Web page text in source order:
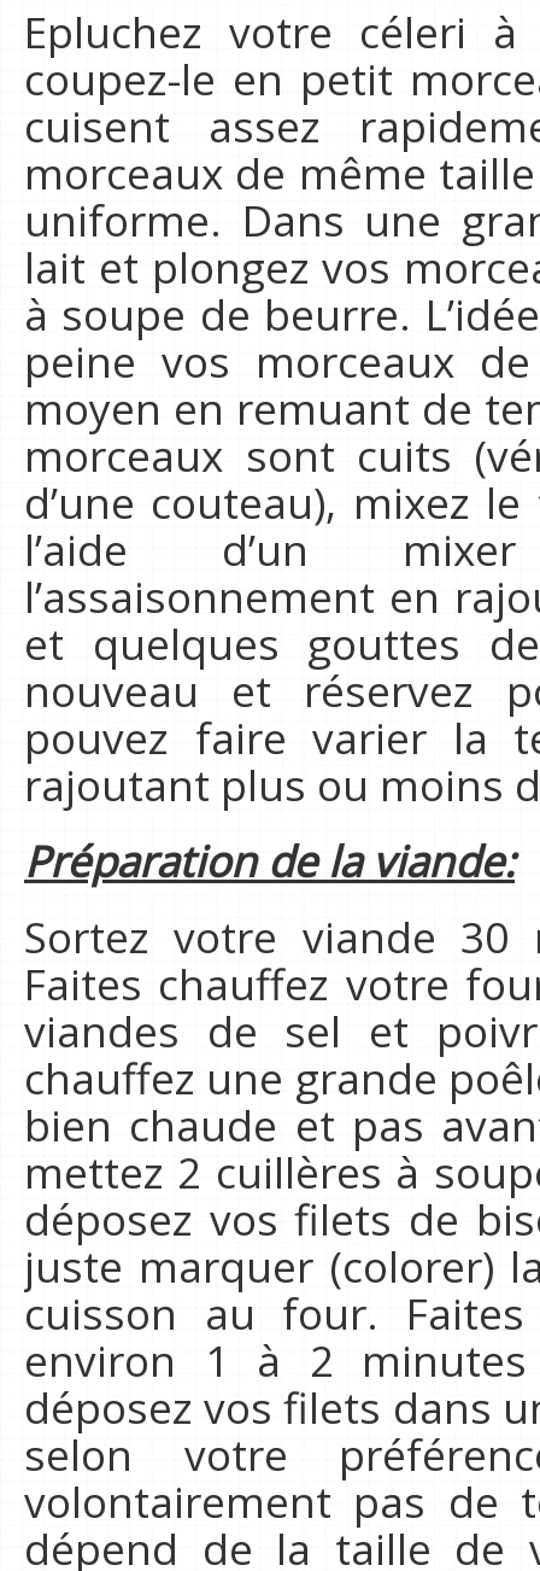
Epluchez votre céleri à
coupez-le en petit
cuisent assez
morceaux de même
uniforme. Dans une
lait et plongez vos
à soupe de beurre.
peine vos morceaux
moyen en remuant de
morceaux sont cuits
d’une couteau), mixez
l’aide d’un
l’assaisonnement en
et quelques gouttes
nouveau et réservez
pouvez faire varier la
rajoutant plus ou moins
Préparation de la viande:
Sortez votre viande
Faites chauffez votre
viandes de sel et
chauffez une grande
bien chaude et pas
mettez 2 cuillères à
déposez vos filets de
juste marquer (colorer)
cuisson au four.
environ 1 à 2
déposez vos filets dans
selon votre
volontairement pas de
dépend de la taille de